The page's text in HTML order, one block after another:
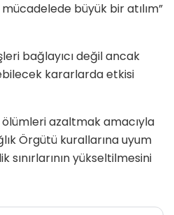
büyük bir atılım”
bağlayıcı değil ancak
kararlarda etkisi
azaltmak amacıyla
Örgütü kurallarına uyum
sınırlarının yükseltilmesini